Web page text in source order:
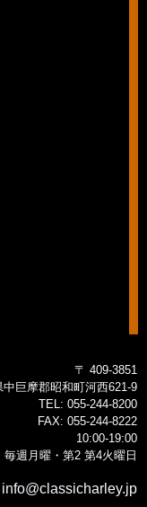
〒 409-3851
中巨摩郡昭和町河西621-9
TEL: 055-244-8200
FAX: 055-244-8222
10:00-19:00
毎週月曜・第2 第4火曜日
info@classicharley.jp